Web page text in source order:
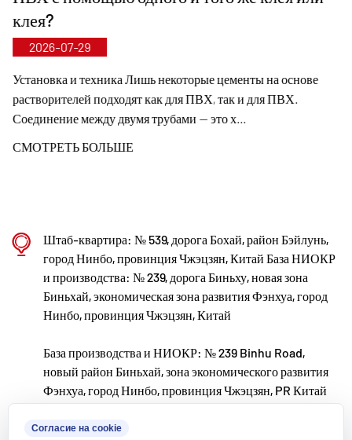
и фитинги — до DN800, что заполняет рыночные
пробелы и сохраняет наше конкурентное
преимущество в отрасли.
Руководствуясь принципом «Технологии движут
прогрессом, идя в ногу со временем», компания
Kaixin ежегодно выделяет почти 10 миллионов
автоматизированного производства и строгого
контроля закупок импортного сырья. В
соответствии с нашей стратегией международного
развития мы постоянно отслеживаем мировые
каналы, чтобы предлагать высококачественные
продукты «Сделано в Китае» клиентам по всему
миру.
НИОКР и производственная база в Нинбо • Фэнхуа
клея?
2026-07-29
Установка и техника Лишь некоторые цементы на основе
растворителей подходят как для ПВХ, так и для ПВХ.
Соединение между двумя трубами — это х...
СМОТРЕТЬ БОЛЬШЕ
Штаб-квартира: № 539, дорога Бохай, район Бэйлунь,
город Нинбо, провинция Чжэцзян, Китай База НИОКР
и производства: № 239, дорога Биньху, новая зона
Биньхай, экономическая зона развития Фэнхуа, город
Нинбо, провинция Чжэцзян, Китай
База производства и НИОКР: № 239 Binhu Road,
новый район Биньхай, зона экономического развития
Фэнхуа, город Нинбо, провинция Чжэцзян, PR Китай
kxpv@kxpv.com
Согласие на cookie